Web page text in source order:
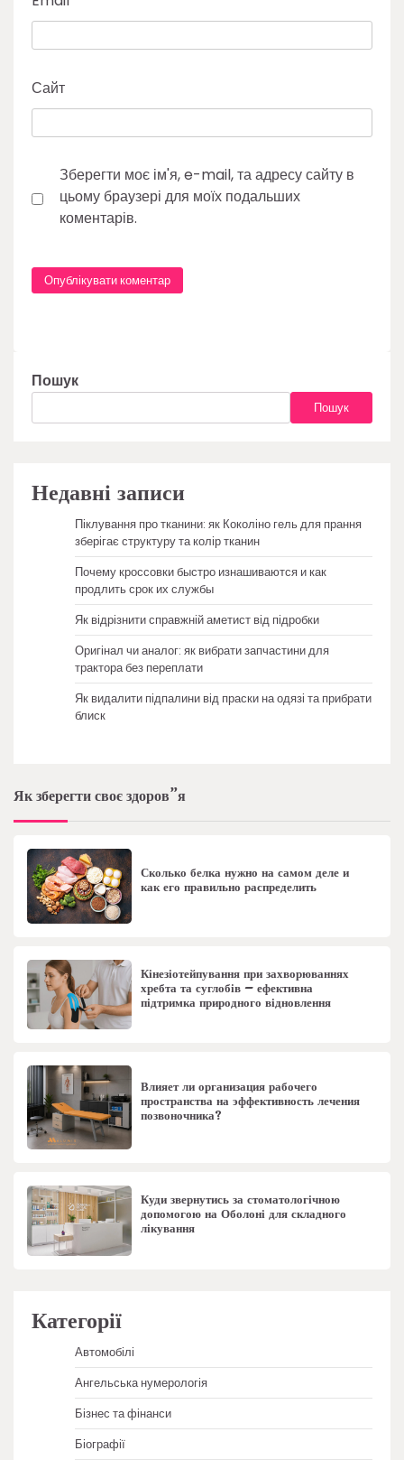
Сайт
Зберегти моє ім'я, e-mail, та адресу сайту в
цьому браузері для моїх подальших
коментарів.
Пошук
Пошук
Недавні записи
Піклування про тканини: як Коколіно гель для прання
зберігає структуру та колір тканин
Почему кроссовки быстро изнашиваются и как
продлить срок их службы
Як відрізнити справжній аметист від підробки
Оригінал чи аналог: як вибрати запчастини для
трактора без переплати
Як видалити підпалини від праски на одязі та прибрати
блиск
Як зберегти своє здоров”я
Сколько белка нужно на самом деле и
как его правильно распределить
Кінезіотейпування при захворюваннях
хребта та суглобів – ефективна
підтримка природного відновлення
Влияет ли организация рабочего
пространства на эффективность лечения
позвоночника?
Куди звернутись за стоматологічною
допомогою на Оболоні для складного
лікування
Категорії
Автомобілі
Ангельська нумерологія
Бізнес та фінанси
Біографії